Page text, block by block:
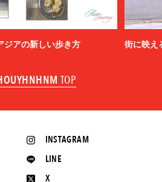
ジアの新しい歩き方 街に映え
TOP
INSTAGRAM
LINE
X